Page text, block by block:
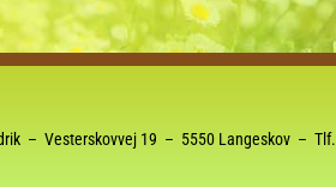
– Vesterskovvej 19 – 5550 Langeskov – Tlf.